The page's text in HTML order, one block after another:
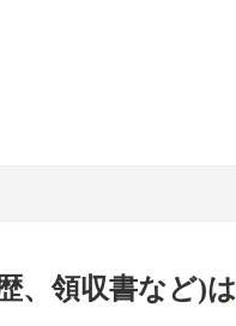
、領収書など)は